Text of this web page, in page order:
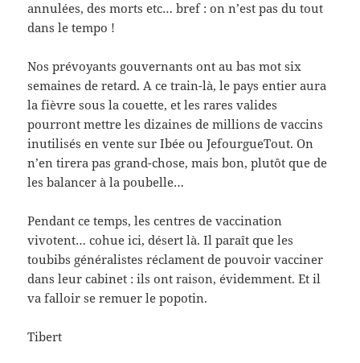
annulées, des morts etc… bref : on n’est pas du tout
dans le tempo !
Nos prévoyants gouvernants ont au bas mot six
semaines de retard. A ce train-là, le pays entier aura
la fièvre sous la couette, et les rares valides
pourront mettre les dizaines de millions de vaccins
inutilisés en vente sur Ibée ou JefourgueTout. On
n’en tirera pas grand-chose, mais bon, plutôt que de
les balancer à la poubelle…
Pendant ce temps, les centres de vaccination
vivotent… cohue ici, désert là. Il paraît que les
toubibs généralistes réclament de pouvoir vacciner
dans leur cabinet : ils ont raison, évidemment. Et il
va falloir se remuer le popotin.
Tibert